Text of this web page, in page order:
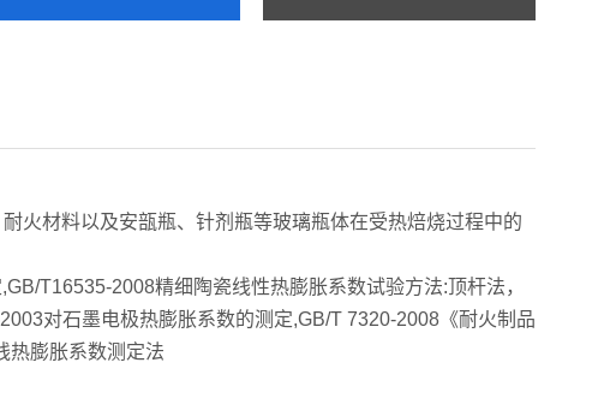
材料以及安瓿瓶、针剂瓶等玻璃瓶体在受热焙烧过程中的
T16535-2008精细陶瓷线性热膨胀系数试验方法:顶杆法，
对石墨电极热膨胀系数的测定,GB/T 7320-2008《耐火制品
热膨胀系数测定法